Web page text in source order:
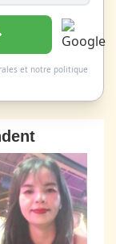
et notre politique